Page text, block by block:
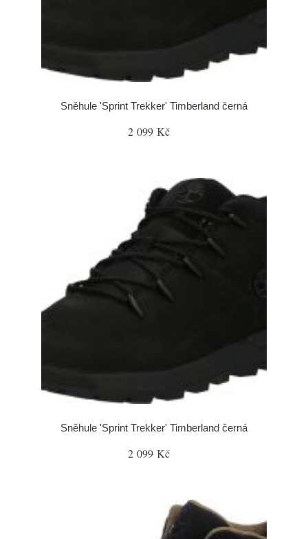
Sněhule 'Sprint Trekker' Timberland černá
2 099 Kč
Sněhule 'Sprint Trekker' Timberland černá
2 099 Kč